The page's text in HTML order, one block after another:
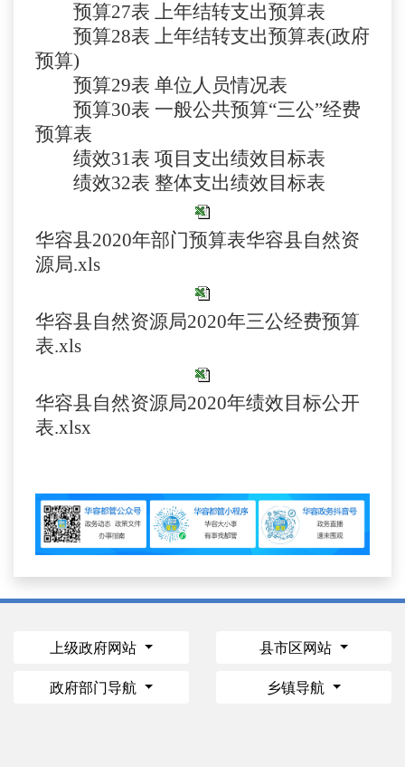
预算27表 上年结转支出预算表
预算28表 上年结转支出预算表(政府
预算)
预算29表 单位人员情况表
预算30表 一般公共预算“三公”经费
预算表
绩效31表 项目支出绩效目标表
绩效32表 整体支出绩效目标表
华容县2020年部门预算表华容县自然资
源局.xls
华容县自然资源局2020年三公经费预算
表.xls
华容县自然资源局2020年绩效目标公开
表.xlsx
上级政府网站 县市区网站
政府部门导航 乡镇导航